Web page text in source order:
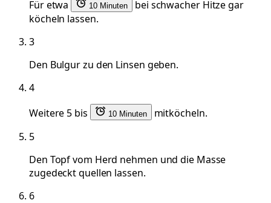
Für etwa
10 Minuten
bei schwacher Hitze gar
köcheln lassen.
3
Den Bulgur zu den Linsen geben.
4
Weitere 5 bis
10 Minuten
mitköcheln.
5
Den Topf vom Herd nehmen und die Masse
zugedeckt quellen lassen.
6